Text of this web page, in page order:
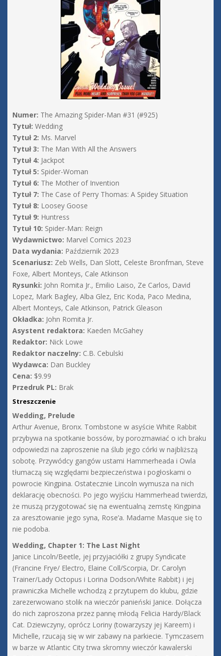
Numer: The Amazing Spider-Man #31 (#925)
Tytuł: Wedding
Tytuł 2: Ms. Marvel
Tytuł 3: The Man With All the Answers
Tytuł 4: Jackpot
Tytuł 5: Spider-Woman
Tytuł 6: The Mother of Invention
Tytuł 7: The Case of Perry Thomas: A Spidey Situation
Tytuł 8: Loosey Goose
Tytuł 9: Huntress
Tytuł 10: Spider-Man: Reign
Wydawnictwo: Marvel Comics 2023
Data wydania: Październik 2023
Scenariusz: Zeb Wells, Dan Slott, Celeste Bronfman, Steve
Foxe, Albert Monteys, Cale Atkinson
Rysunki: John Romita Jr., Emilio Laiso, Ze Carlos, David
Lopez, Mark Bagley, Alba Glez, Eric Koda, Paco Medina,
Albert Monteys, Cale Atkinson, Patrick Gleason
Okładka: John Romita Jr.
Asystent redaktora: Kaeden McGahey
Redaktor: Nick Lowe
Redaktor naczelny: C.B. Cebulski
Wydawca: Dan Buckley
Cena: $9.99
Przedruk PL: Brak
Streszczenie
Wedding, Prelude
Arthur Avenue, Bronx. Tombstone w asyście White Rabbit
przybywa na spotkanie bossów, by porozmawiać o ich braku
odpowiedzi na zaproszenie na ślub jego córki w najbliższą
sobotę. Przywódcy gangów ustami Hammerheada i Owla
tłumaczą się względami bezpieczeństwa i pogłoskami o
powrocie Kingpina. Ostatecznie Lincoln wymusza na nich
deklarację obecności. Po jego wyjściu Hammerhead twierdzi,
że muszą przygotować się na ewentualną zemstę Kingpina
za aresztowanie jego syna, Rose’a. Madame Masque się to
nie podoba.
Wedding, Chapter 1: The Last Night
Janice Lincoln/Beetle, jej przyjaciółki z grupy Syndicate
(Francine Frye/ Electro, Elaine Coll/Scorpia, Dr. Carolyn
Trainer/Lady Octopus i Lorina Dodson/White Rabbit) i jej
prawniczka Michelle wchodzą z przytupem do klubu, gdzie
zarezerwowano stolik na wieczór panieński Janice. Dołącza
do nich zaproszona przez pannę młodą Felicia Hardy/Black
Cat. Dziewczyny, oprócz Loriny (towarzyszy jej Kareem) i
Michelle, rzucają się w wir zabawy na parkiecie. Tymczasem
w barze w Atlantic City trwa skromny wieczór kawalerski